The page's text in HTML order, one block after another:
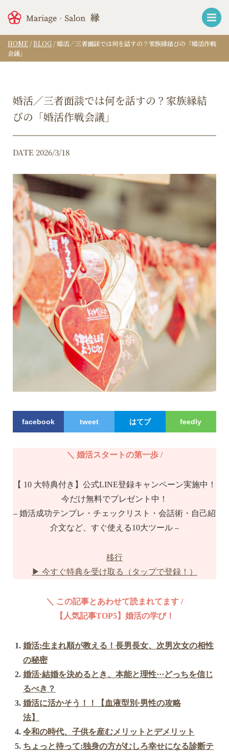
HOME /BLOG /婚活／三者面談では何を話すの？家族縁結びの「婚活作戦
会議」
婚活／三者面談では何を話すの？家族縁結
びの「婚活作戦会議」
DATE 2026/3/18
facebook tweet はてブ feedly
＼ 婚活スタートの第一歩 /
【 10 大特典付き】公式LINE登録キャンペーン実施中！
今だけ無料でプレゼント中！
– 婚活成功テンプレ・チェックリスト・会話術・自己紹
介文など、すぐ使える10大ツール –
移行
▶ 今すぐ特典を受け取る（タップで登録！）
＼ この記事とあわせて読まれてます /
【人気記事TOP5】婚活の学び！
婚活:生まれ順が教える！長男長女、次男次女の相性
の秘密
婚活·結婚を決めるとき、本能と理性···どっちを信じ
るべき？
婚活に活かそう！！【血液型別·男性の攻略
法】
令和の時代、子供を産むメリットとデメリット
ちょっと待って:独身の方がむしろ幸せになる診断テ